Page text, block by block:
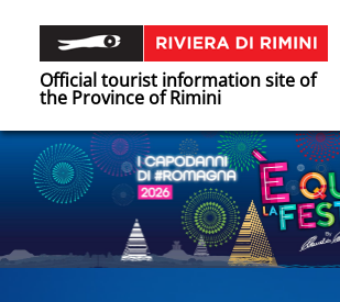
Official tourist information site of
the Province of Rimini